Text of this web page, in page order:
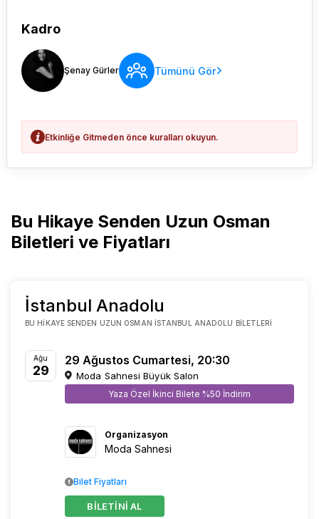
Kadro
Şenay Gürler Tümünü Gör
Etkinliğe Gitmeden önce kuralları okuyun.
Bu Hikaye Senden Uzun Osman
Biletleri ve Fiyatları
İstanbul Anadolu
BU HIKAYE SENDEN UZUN OSMAN İSTANBUL ANADOLU BILETLERI
Ağu
29
29 Ağustos Cumartesi, 20:30
Moda Sahnesi Büyük Salon
Yaza Özel İkinci Bilete %50 İndirim
Organizasyon
Moda Sahnesi
BİLETİNİ AL
Bilet Fiyatları